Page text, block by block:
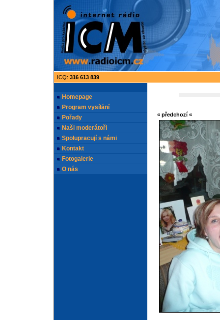
ICQ: 316 613 839
Homepage
Program vysílání
Pořady
Naši moderátoři
Spolupracují s námi
Kontakt
Fotogalerie
O nás
« předchozí «